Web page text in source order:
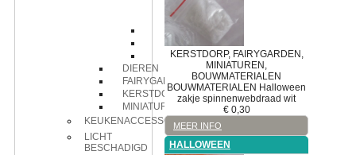
en
planten
Grotpapier
Halloween
Hekwerk
DIEREN
FAIRYGARDEN
KERSTDORP
MINIATUREN
KEUKENACCESSOIRES
LICHT
BESCHADIGD
KERSTDORP, FAIRYGARDEN,
MINIATUREN,
BOUWMATERIALEN
BOUWMATERIALEN Halloween
zakje spinnenwebdraad wit
€ 0,30
MEER INFO
HALLOWEEN